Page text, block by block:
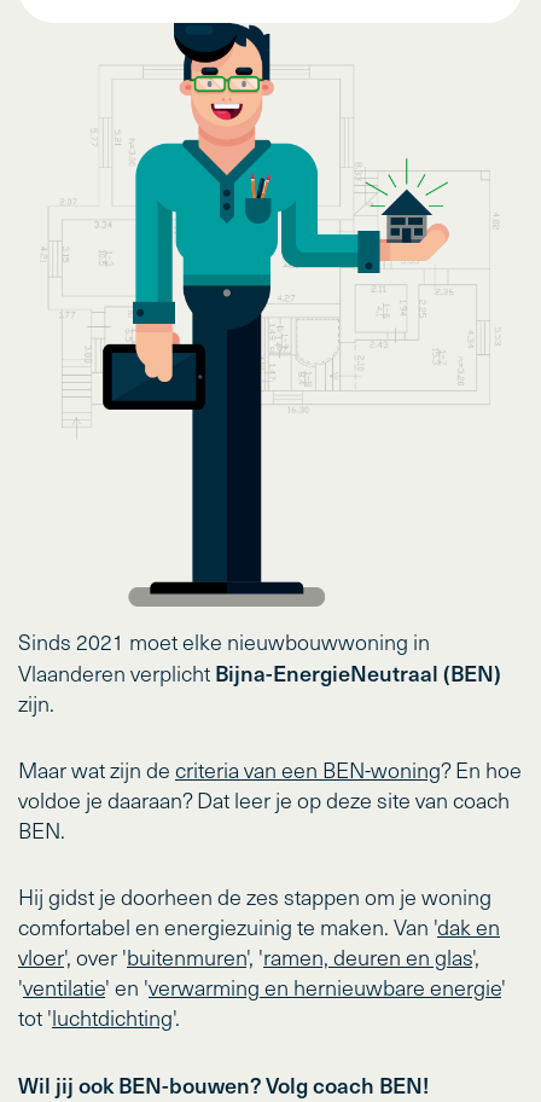
Sinds 2021 moet elke nieuwbouwwoning in
Vlaanderen verplicht Bijna-EnergieNeutraal (BEN)
zijn.
Maar wat zijn de criteria van een BEN-woning? En hoe
voldoe je daaraan? Dat leer je op deze site van coach
BEN.
Hij gidst je doorheen de zes stappen om je woning
comfortabel en energiezuinig te maken. Van 'dak en
vloer', over 'buitenmuren', 'ramen, deuren en glas',
'ventilatie' en 'verwarming en hernieuwbare energie'
tot 'luchtdichting'.
Wil jij ook BEN-bouwen? Volg coach BEN!